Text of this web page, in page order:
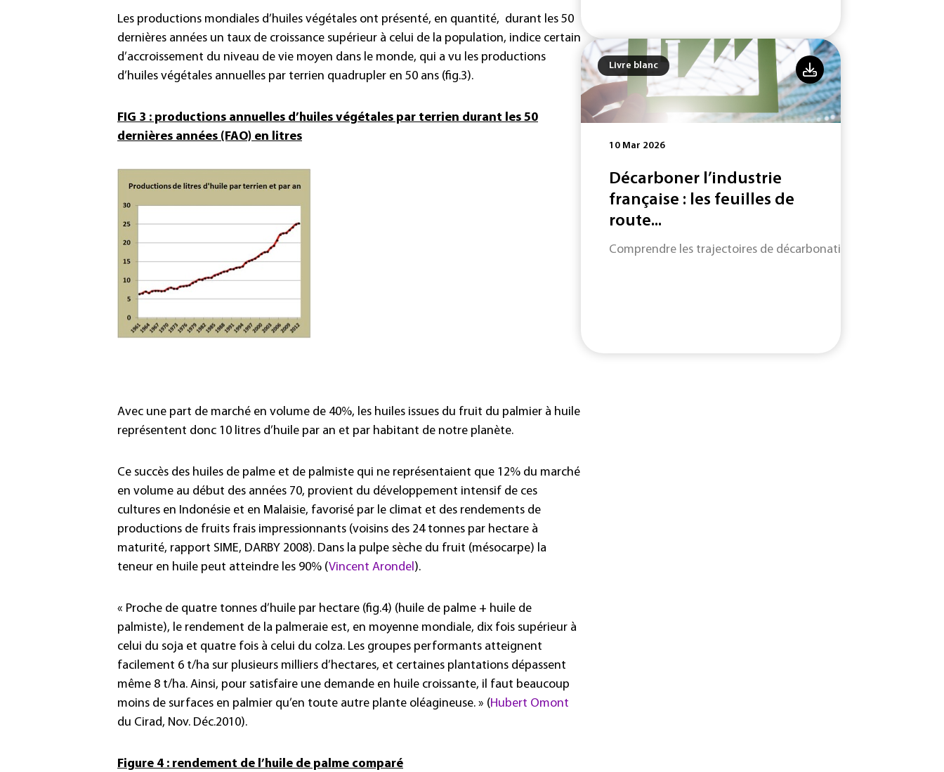
Les productions mondiales d’huiles végétales ont présenté, en quantité, durant les 50
dernières années un taux de croissance supérieur à celui de la population, indice certain
d’accroissement du niveau de vie moyen dans le monde, qui a vu les productions
d’huiles végétales annuelles par terrien quadrupler en 50 ans (fig.3).
FIG 3 : productions annuelles d’huiles végétales par terrien durant les 50
dernières années (FAO) en litres
Avec une part de marché en volume de 40%, les huiles issues du fruit du palmier à huile
représentent donc 10 litres d’huile par an et par habitant de notre planète.
Ce succès des huiles de palme et de palmiste qui ne représentaient que 12% du marché
en volume au début des années 70, provient du développement intensif de ces
cultures en Indonésie et en Malaisie, favorisé par le climat et des rendements de
productions de fruits frais impressionnants (voisins des 24 tonnes par hectare à
maturité, rapport SIME, DARBY 2008). Dans la pulpe sèche du fruit (mésocarpe) la
teneur en huile peut atteindre les 90% (Vincent Arondel).
« Proche de quatre tonnes d’huile par hectare (fig.4) (huile de palme + huile de
palmiste), le rendement de la palmeraie est, en moyenne mondiale, dix fois supérieur à
celui du soja et quatre fois à celui du colza. Les groupes performants atteignent
facilement 6 t/ha sur plusieurs milliers d’hectares, et certaines plantations dépassent
même 8 t/ha. Ainsi, pour satisfaire une demande en huile croissante, il faut beaucoup
moins de surfaces en palmier qu’en toute autre plante oléagineuse. » (Hubert Omont
du Cirad, Nov. Déc.2010).
Figure 4 : rendement de l’huile de palme comparé
Livre blanc
10 Mar 2026
Décarboner l’industrie
française : les feuilles de
route...
Comprendre les trajectoires de décarbonation de neuf filières